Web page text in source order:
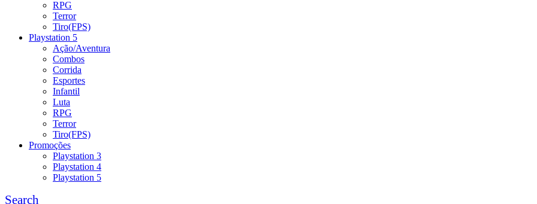
RPG
Terror
Tiro(FPS)
Playstation 5
Ação/Aventura
Combos
Corrida
Esportes
Infantil
Luta
RPG
Terror
Tiro(FPS)
Promoções
Playstation 3
Playstation 4
Playstation 5
Search